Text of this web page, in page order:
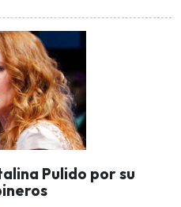
Pulido por su